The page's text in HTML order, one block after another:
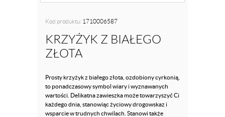
Kod produktu: 1710006587
KRZYŻYK Z BIAŁEGO
ZŁOTA
Prosty krzyżyk z białego złota, ozdobiony cyrkonią,
to ponadczasowy symbol wiary i wyznawanych
wartości. Delikatna zawieszka może towarzyszyć Ci
każdego dnia, stanowiąc życiowy drogowskaz i
wsparcie w trudnych chwilach. Stanowi także